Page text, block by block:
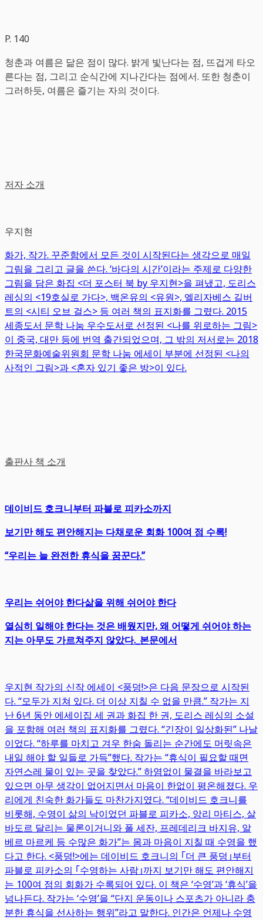
P. 140
청춘과 여름은 닮은 점이 많다. 밝게 빛난다는 점, 뜨겁게 타오
른다는 점, 그리고 순식간에 지나간다는 점에서. 또한 청춘이
그러하듯, 여름은 즐기는 자의 것이다.
저자 소개
우지현
화가, 작가. 꾸준함에서 모든 것이 시작된다는 생각으로 매일
그림을 그리고 글을 쓴다. ‘바다의 시간’이라는 주제로 다양한
그림을 담은 화집 <더 포스터 북 by 우지현>을 펴냈고, 도리스
레싱의 <19호실로 가다>, 백온유의 <유원>, 엘리자베스 길버
트의 <시티 오브 걸스> 등 여러 책의 표지화를 그렸다. 2015
세종도서 문학 나눔 우수도서로 선정된 <나를 위로하는 그림>
이 중국, 대만 등에 번역 출간되었으며, 그 밖의 저서로는 2018
한국문화예술위원회 문학 나눔 에세이 부분에 선정된 <나의
사적인 그림>과 <혼자 있기 좋은 방>이 있다.
출판사 책 소개
데이비드 호크니부터 파블로 피카소까지
보기만 해도 편안해지는 다채로운 회화 100여 점 수록!
“우리는 늘 완전한 휴식을 꿈꾼다.”
우리는 쉬어야 한다삶을 위해 쉬어야 한다
열심히 일해야 한다는 것은 배웠지만, 왜 어떻게 쉬어야 하는
지는 아무도 가르쳐주지 않았다._본문에서
우지현 작가의 신작 에세이 <풍덩!>은 다음 문장으로 시작된
다. “모두가 지쳐 있다. 더 이상 지칠 수 없을 만큼.” 작가는 지
난 6년 동안 에세이집 세 권과 화집 한 권, 도리스 레싱의 소설
을 포함해 여러 책의 표지화를 그렸다. “긴장이 일상화된” 나날
이었다. “하루를 마치고 겨우 한숨 돌리는 순간에도 머릿속은
내일 해야 할 일들로 가득”했다. 작가는 “휴식이 필요할 때면
자연스레 물이 있는 곳을 찾았다.” 하염없이 물결을 바라보고
있으면 아무 생각이 없어지면서 마음이 한없이 평온해졌다. 우
리에게 친숙한 화가들도 마찬가지였다. “데이비드 호크니를
비롯해, 수영이 삶의 낙이었던 파블로 피카소, 앙리 마티스, 살
바도르 달리는 물론이거니와 폴 세잔, 프레데리크 바지유, 알
베르 마르케 등 수많은 화가”는 몸과 마음이 지칠 때 수영을 했
다고 한다. <풍덩!>에는 데이비드 호크니의 ｢더 큰 풍덩｣부터
파블로 피카소의 ｢수영하는 사람｣까지 보기만 해도 편안해지
는 100여 점의 회화가 수록되어 있다. 이 책은 ‘수영’과 ‘휴식’을
넘나든다. 작가는 ‘수영’을 “단지 운동이나 스포츠가 아니라 충
분한 휴식을 선사하는 행위”라고 말한다. 인간은 언제나 수영